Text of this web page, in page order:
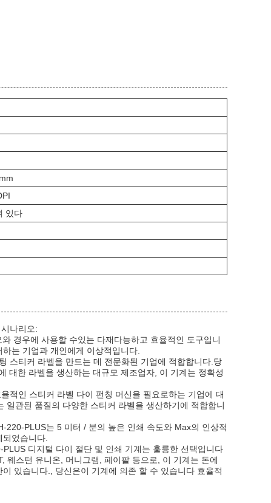
있다
나리오:
경우에 사용할 수있는 다재다능하고 효율적인 도구입니
는 기업과 개인에게 이상적입니다.
스티커 라벨을 만드는 데 전문화된 기업에 적합합니다.당
대한 라벨을 생산하는 대규모 제조업자, 이 기계는 정확성
적인 스티커 라벨 다이 펀칭 머신을 필요로하는 기업에 대
관된 품질의 다양한 스티커 라벨을 생산하기에 적합합니
PLUS는 5 미터 / 분의 높은 인쇄 속도와 Max의 인상적
었습니다.
디지털 다이 절단 및 인쇄 기계는 훌륭한 선택입니다
웨스턴 유니온, 머니그램, 페이팔 등으로, 이 기계는 돈에
있습니다., 당신은이 기계에 의존 할 수 있습니다 효율적